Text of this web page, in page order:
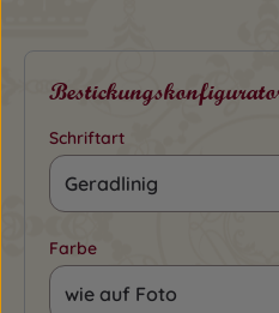
Schriftart
Farbe